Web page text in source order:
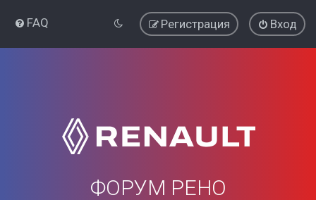
FAQ Вход
Регистрация
ФОРУМ РЕНО